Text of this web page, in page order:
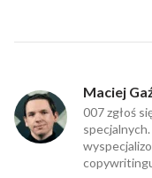
Maciej
007 zgłoś